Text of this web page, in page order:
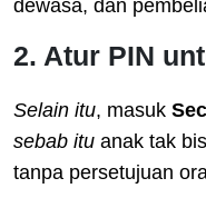
dewasa, dan
2. Atur PIN
Selain itu, masuk
sebab itu anak tak
tanpa persetujuan